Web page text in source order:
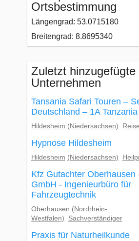
Ortsbestimmung
Längengrad: 53.0715180
Breitengrad: 8.8695340
Zuletzt hinzugefügte
Unternehmen
Tansania Safari Touren –
Deutschland – 1A
Hildesheim (Niedersachsen)
Hypnose Hildesheim
Hildesheim (Niedersachsen)
Kfz Gutachter Oberhausen
GmbH - Ingenieurbüro für
Fahrzeugtechnik
Oberhausen (Nordrhein-
Westfalen)
Sachverständiger
Praxis für Naturheilkunde